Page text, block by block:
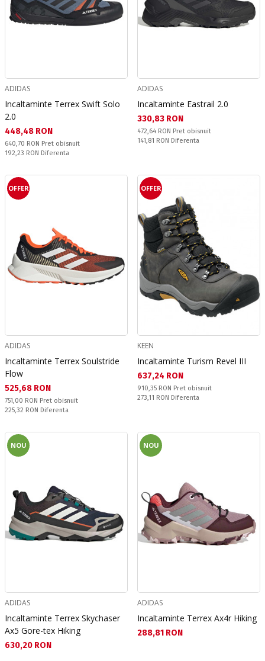
ADIDAS
Incaltaminte Terrex Swift Solo
2.0
Текуща цена:
448,48 RON
Pret obisnuit:
640,70 RON Pret obisnuit
Спестявате:
192,23 RON Diferenta
ADIDAS
Incaltaminte Eastrail 2.0
Текуща цена:
330,83 RON
Pret obisnuit:
472,64 RON Pret obisnuit
Спестявате:
141,81 RON Diferenta
OFFER
ADIDAS
Incaltaminte Terrex Soulstride
Flow
Текуща цена:
525,68 RON
Pret obisnuit:
751,00 RON Pret obisnuit
Спестявате:
225,32 RON Diferenta
OFFER
KEEN
Incaltaminte Turism Revel III
Текуща цена:
637,24 RON
Pret obisnuit:
910,35 RON Pret obisnuit
Спестявате:
273,11 RON Diferenta
NOU
ADIDAS
Incaltaminte Terrex Skychaser
Ax5 Gore-tex Hiking
Текуща цена:
630,20 RON
NOU
ADIDAS
Incaltaminte Terrex Ax4r Hiking
Текуща цена:
288,81 RON